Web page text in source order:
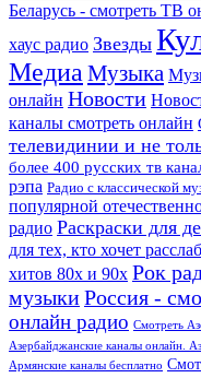
Беларусь - смотреть ТВ
хаус радио Звезды
Медиа Музыка
онлайн Новости
каналы смотреть онлайн
телевидинии и не
более 400 русских тв
рэпа Радио с классической
популярной
радио Раскраски для
для тех, кто хочет
хитов 80х и 90х Рок
музыкиРоссия -
онлайн радио Смотреть
Азербайджанские каналы онлайн.
Армянские каналы бесплатно